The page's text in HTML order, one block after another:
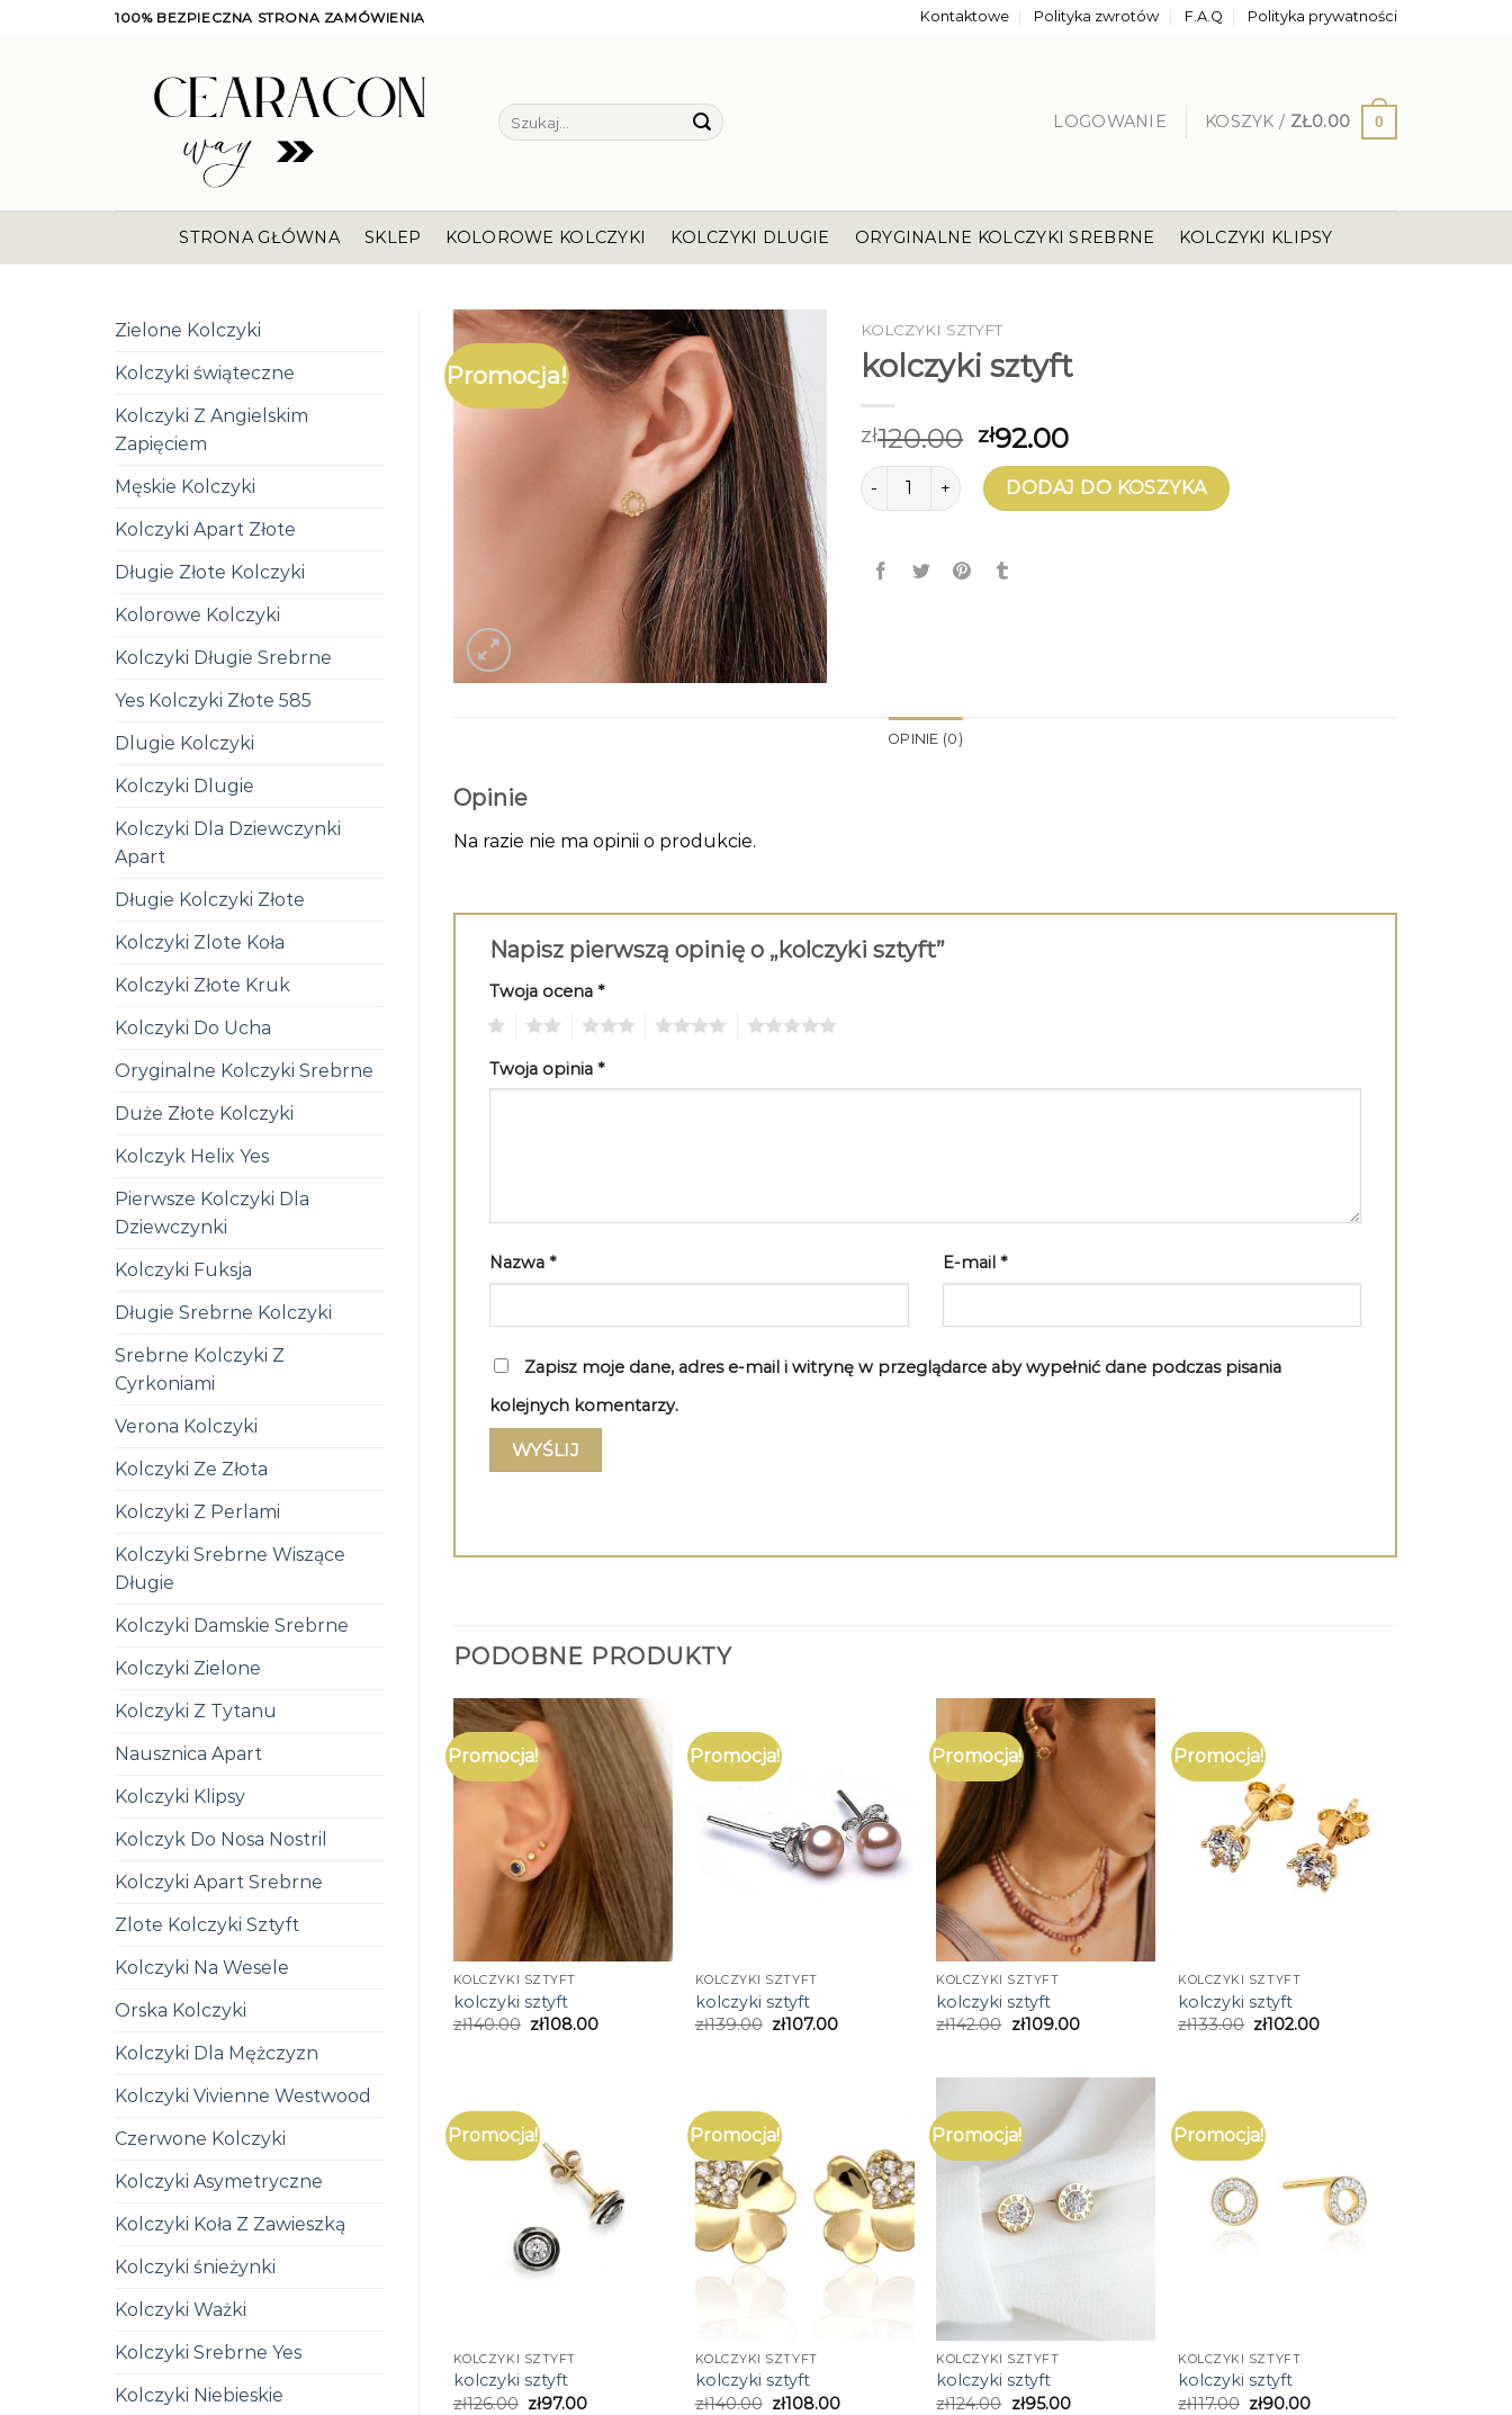
100% BEZPIECZNA STRONA ZAMÓWIENIA Kontaktowe Polityka zwrotów F.A.Q Polityka prywatności
Szukaj: LOGOWANIE KOSZYK / ZŁ0.00 0
STRONA GŁÓWNA SKLEP KOLOROWE KOLCZYKI KOLCZYKI DLUGIE ORYGINALNE KOLCZYKI SREBRNE KOLCZYKI KLIPSY
Zielone Kolczyki
Kolczyki świąteczne
Kolczyki Z Angielskim
Zapięciem
Męskie Kolczyki
Kolczyki Apart Złote
Długie Złote Kolczyki
Kolorowe Kolczyki
Kolczyki Długie Srebrne
Yes Kolczyki Złote 585
Dlugie Kolczyki
Kolczyki Dlugie
Kolczyki Dla Dziewczynki
Apart
Długie Kolczyki Złote
Kolczyki Zlote Koła
Kolczyki Złote Kruk
Kolczyki Do Ucha
Oryginalne Kolczyki Srebrne
Duże Złote Kolczyki
Kolczyk Helix Yes
Pierwsze Kolczyki Dla
Dziewczynki
Kolczyki Fuksja
Długie Srebrne Kolczyki
Srebrne Kolczyki Z
Cyrkoniami
Verona Kolczyki
Kolczyki Ze Złota
Kolczyki Z Perlami
Kolczyki Srebrne Wiszące
Długie
Kolczyki Damskie Srebrne
Kolczyki Zielone
Kolczyki Z Tytanu
Nausznica Apart
Kolczyki Klipsy
Kolczyk Do Nosa Nostril
Kolczyki Apart Srebrne
Zlote Kolczyki Sztyft
Kolczyki Na Wesele
Orska Kolczyki
Kolczyki Dla Mężczyzn
Kolczyki Vivienne Westwood
Czerwone Kolczyki
Kolczyki Asymetryczne
Kolczyki Koła Z Zawieszką
Kolczyki śnieżynki
Kolczyki Ważki
Kolczyki Srebrne Yes
Kolczyki Niebieskie
Promocja!
KOLCZYKI SZTYFT
kolczyki sztyft
zł120.00 zł92.00
ilość kolczyki sztyftDODAJ DO KOSZYKA
OPINIE (0)
Opinie
Na razie nie ma opinii o produkcie.
Napisz pierwszą opinię o „kolczyki sztyft”
Twoja ocena *
Twoja opinia *
Nazwa * E-mail *
Zapisz moje dane, adres e-mail i witrynę w przeglądarce aby wypełnić dane podczas pisania
kolejnych komentarzy.
PODOBNE PRODUKTY
Promocja!
KOLCZYKI SZTYFT
kolczyki sztyft
zł140.00 zł108.00
Promocja!
KOLCZYKI SZTYFT
kolczyki sztyft
zł139.00 zł107.00
Promocja!
KOLCZYKI SZTYFT
kolczyki sztyft
zł142.00 zł109.00
Promocja!
KOLCZYKI SZTYFT
kolczyki sztyft
zł133.00 zł102.00
Promocja!
KOLCZYKI SZTYFT
kolczyki sztyft
zł126.00 zł97.00
Promocja!
KOLCZYKI SZTYFT
kolczyki sztyft
zł140.00 zł108.00
Promocja!
KOLCZYKI SZTYFT
kolczyki sztyft
zł124.00 zł95.00
Promocja!
KOLCZYKI SZTYFT
kolczyki sztyft
zł117.00 zł90.00